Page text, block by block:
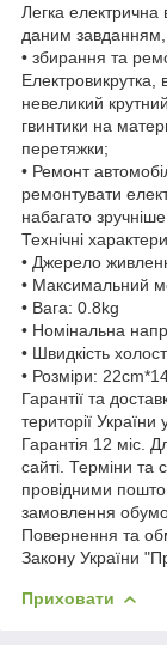
Легка електрична
даним
• збирання та
Електровикрутка,
невеликий
гвинтики на
перетяжки;
• Ремонт
ремонтувати
набагато
Технічні
• Джерело
• Максимальний
• Вага: 0.8kg
• Номінальна
• Швидкість
• Розміри:
Гарантії та
території України
Гарантія 12 міс.
сайті. Терміни та
провідними
замовлення
Повернення та
Закону України
Приховати